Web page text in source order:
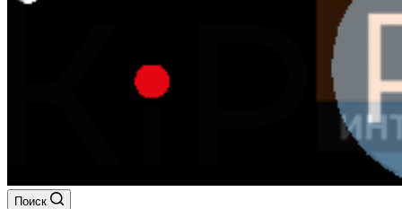
Поиск